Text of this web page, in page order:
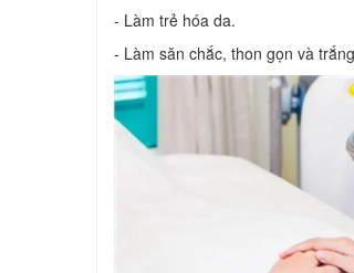
- Làm trẻ hóa da.
- Làm săn chắc, thon gọn và